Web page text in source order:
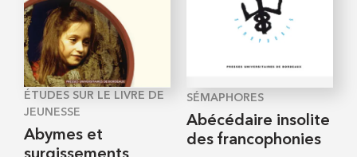
ÉTUDES SUR LE LIVRE DE
JEUNESSE
Abymes et
SÉMAPHORES
Abécédaire insolite
des francophonies